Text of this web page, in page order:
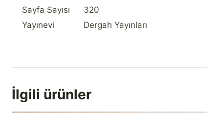
Sayfa Sayısı
320
Yayınevi
Dergah Yayınları
İlgili ürünler